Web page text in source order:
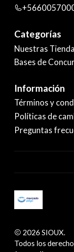
Categorías
Nuestras
Bases de
Información
Términos y
Políticas de
Preguntas
2026 SIOUX.
Todos los